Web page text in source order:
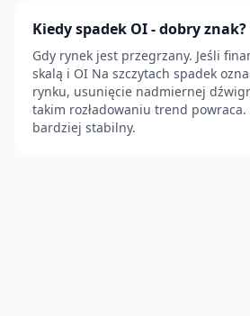
Kiedy spadek OI - dobry znak?
Gdy rynek jest przegrzany. Jeśli
skalą i OI Na szczytach spadek
rynku, usunięcie nadmiernej
takim rozładowaniu trend powraca.
bardziej stabilny.